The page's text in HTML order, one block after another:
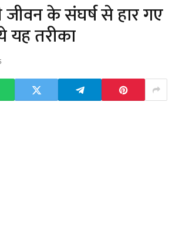
के संघर्ष से हार गए
यह तरीका